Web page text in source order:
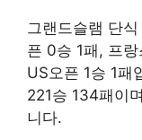
그랜드슬램 단
픈 0승 1패, 프
US오픈 1승 1패
221승 134패이
니다.